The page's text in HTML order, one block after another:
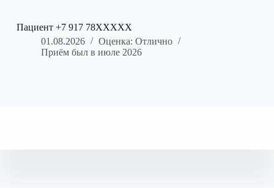
Пациент +7 917 78XXXXX
01.08.2026
Оценка: Отлично
Приём был в июле 2026